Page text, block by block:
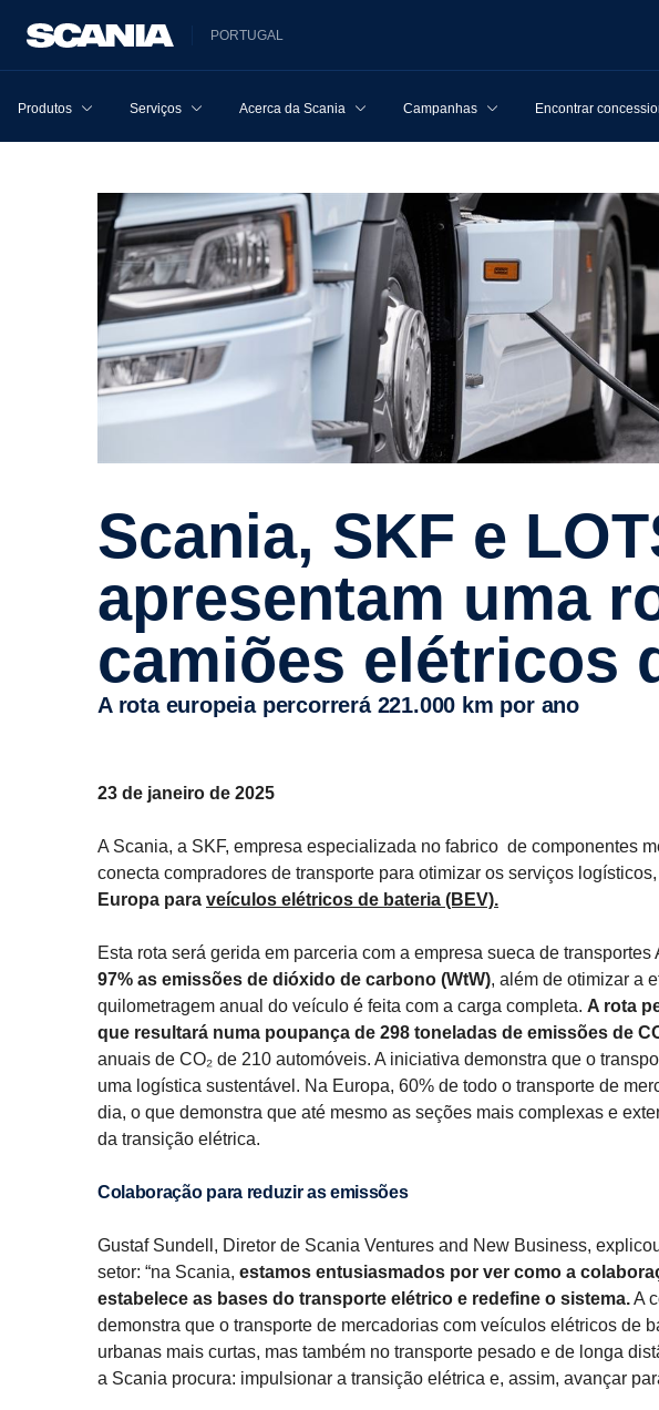
PORTUGAL
Produtos Serviços Acerca da Scania Campanhas Encontrar
Scania, SKF e LOTS Group
apresentam uma
camiões elétricos
A rota europeia percorrerá 221.000 km por ano
23 de janeiro de 2025
A Scania, a SKF, empresa especializada no fabrico de componentes
conecta compradores de transporte para otimizar os serviços
Europa para veículos elétricos de bateria (BEV).
Esta rota será gerida em parceria com a empresa sueca de
97% as emissões de dióxido de carbono (WtW), além de otimizar a
quilometragem anual do veículo é feita com a carga completa. A rota
que resultará numa poupança de 298 toneladas de emissões de
anuais de CO₂ de 210 automóveis. A iniciativa demonstra que o
uma logística sustentável. Na Europa, 60% de todo o transporte de
dia, o que demonstra que até mesmo as seções mais complexas e
da transição elétrica.
Colaboração para reduzir as emissões
Gustaf Sundell, Diretor de Scania Ventures and New Business,
setor: “na Scania, estamos entusiasmados por ver como a
estabelece as bases do transporte elétrico e redefine o sistema.A
demonstra que o transporte de mercadorias com veículos elétricos de
urbanas mais curtas, mas também no transporte pesado e de longa
a Scania procura: impulsionar a transição elétrica e, assim, avançar